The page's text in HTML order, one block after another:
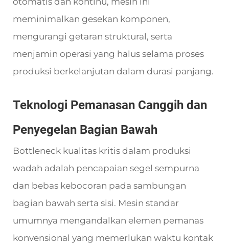
meminimalkan gesekan komponen,
mengurangi getaran struktural, serta
menjamin operasi yang halus selama proses
produksi berkelanjutan dalam durasi panjang.
Teknologi Pemanasan Canggih dan
Penyegelan Bagian Bawah
Bottleneck kualitas kritis dalam produksi
wadah adalah pencapaian segel sempurna
dan bebas kebocoran pada sambungan
bagian bawah serta sisi. Mesin standar
umumnya mengandalkan elemen pemanas
konvensional yang memerlukan waktu kontak